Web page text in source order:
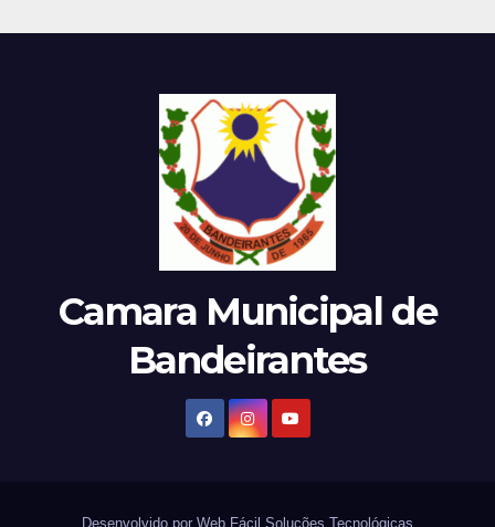
Camara Municipal de
Bandeirantes
Desenvolvido por Web Fácil Soluções Tecnológicas